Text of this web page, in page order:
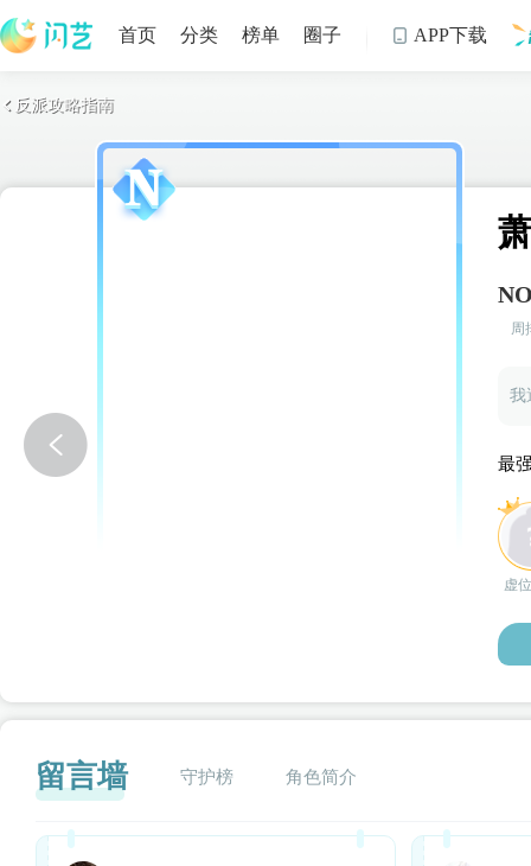
首页 分类 榜单 圈子  APP下载
 反派攻略指南
周
我
最
虚
留言墙 守护榜 角色简介